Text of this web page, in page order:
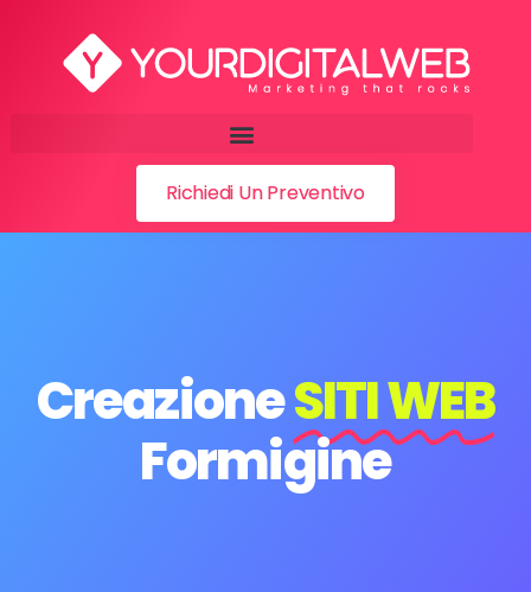
Richiedi Un Preventivo
CreazioneSITI WEB
Formigine